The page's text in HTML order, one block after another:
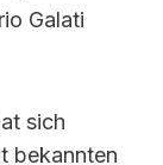
Galati
sich
bekannten